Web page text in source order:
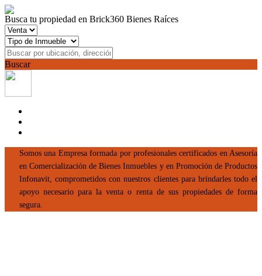
Busca tu propiedad en Brick360 Bienes Raíces
Buscar
Somos una Empresa formada por profesionales certificados en Asesoría
en Comercialización de Bienes Inmuebles y en Promoción de Productos
Infonavit, comprometidos con nuestros clientes para brindarles todo el
apoyo necesario para la venta o renta de sus propiedades de forma
segura.